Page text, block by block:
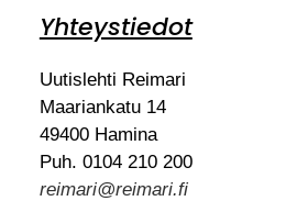
Yhteystiedot
Uutislehti Reimari
Maariankatu 14
49400 Hamina
Puh. 0104 210 200
reimari@reimari.fi